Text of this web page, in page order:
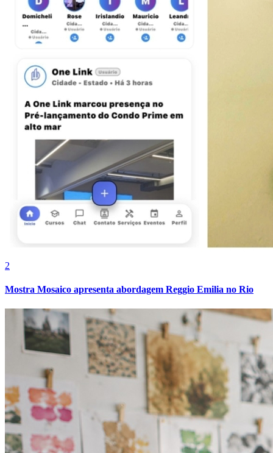
Botafogo
Grêmio
2
Mostra Mosaico apresenta abordagem Reggio Emilia no Rio